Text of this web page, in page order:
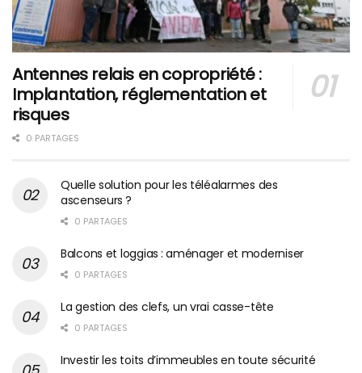
Antennes relais en copropriété :
Implantation, réglementation et
risques
0 PARTAGES
Quelle solution pour les téléalarmes des
ascenseurs ?
0 PARTAGES
Balcons et loggias : aménager et moderniser
0 PARTAGES
La gestion des clefs, un vrai casse-tête
0 PARTAGES
Investir les toits d’immeubles en toute sécurité